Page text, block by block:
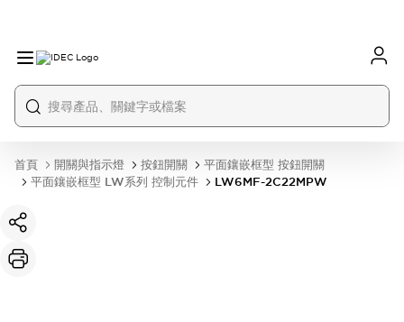
首頁 開關與指示燈 按鈕開關
平面鑲嵌框型 按鈕開關
平面鑲嵌框型 LW系列 控制元件
LW6MF-2C22MPW